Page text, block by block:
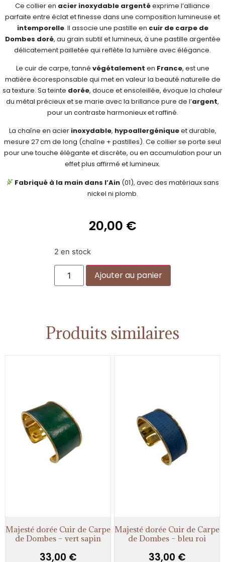
Ce collier en acier inoxydable argentéexprime l’alliance
parfaite entre éclat et finesse dans une composition lumineuse et
intemporelle. Il associe une pastille en cuir de carpe de
Dombes doré, au grain subtil et lumineux, à une pastille argentée
délicatement pailletée qui reflète la lumière avec élégance.
Le cuir de carpe, tanné végétalement en France, est une
matière écoresponsable qui met en valeur la beauté naturelle de
sa texture. Sa teinte dorée, douce et ensoleillée, évoque la chaleur
du métal précieux et se marie avec la brillance pure de l’argent,
pour un contraste harmonieux et raffiné.
La chaîne en acier inoxydable, hypoallergéniqueet durable,
mesure 27 cm de long (chaîne + pastilles). Ce collier se porte seul
pour une touche élégante et discrète, ou en accumulation pour un
effet plus affirmé et lumineux.
Fabriqué à la main dans l’Ain (01), avec des matériaux sans
nickel ni plomb.
20,00 €
2 en stock
Ajouter au panier
Produits similaires
Majesté dorée Cuir de Carpe
de Dombes – vert sapin
33,00 €
Majesté dorée Cuir de Carpe
de Dombes – bleu roi
33,00 €